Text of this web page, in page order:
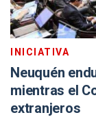
INICIATIVA
Neuquén
mientras el
extranjeros